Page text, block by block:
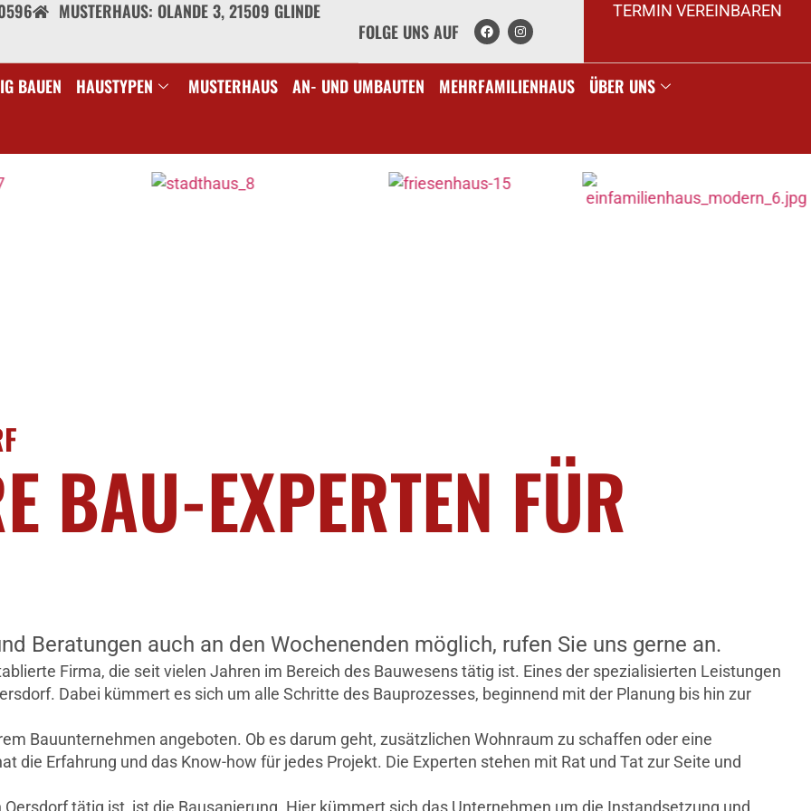
MUSTERHAUS: OLANDE 3, 21509 GLINDE
FOLGE UNS AUF
TERMIN VEREINBAREN
BAUEN HAUSTYPEN MUSTERHAUS AN- UND UMBAUTEN MEHRFAMILIENHAUS ÜBER UNS
BAU-EXPERTEN FÜR
Beratungen auch an den Wochenenden möglich, rufen Sie uns gerne an.
Firma, die seit vielen Jahren im Bereich des Bauwesens tätig ist. Eines der spezialisierten Leistungen
Dabei kümmert es sich um alle Schritte des Bauprozesses, beginnend mit der Planung bis hin zur
Bauunternehmen angeboten. Ob es darum geht, zusätzlichen Wohnraum zu schaffen oder eine
die Erfahrung und das Know-how für jedes Projekt. Die Experten stehen mit Rat und Tat zur Seite und
tätig ist, ist die Bausanierung. Hier kümmert sich das Unternehmen um die Instandsetzung und